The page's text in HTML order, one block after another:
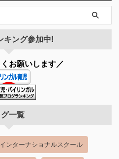
キング参加中!
お願いします／
グ一覧
インターナショナルスクール